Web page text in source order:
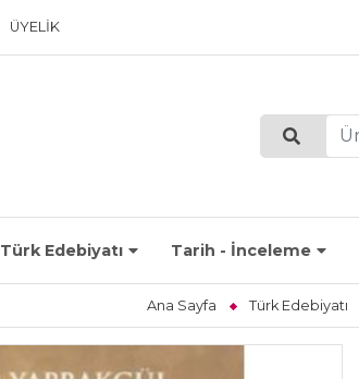
ÜYELIK
Türk Edebiyatı Tarih - İnceleme
Ana Sayfa Türk Edebiyatı